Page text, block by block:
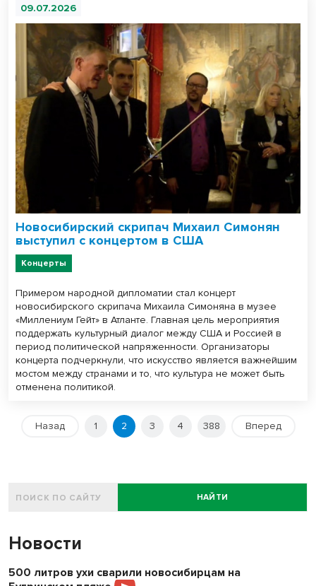
09.07.2026
Новосибирский скрипач Михаил Симонян
выступил с концертом в США
Концерты
Примером народной дипломатии стал концерт
новосибирского скрипача Михаила Симоняна в музее
«Миллениум Гейт» в Атланте. Главная цель мероприятия
поддержать культурный диалог между США и Россией в
период политической напряженности. Организаторы
концерта подчеркнули, что искусство является важнейшим
мостом между странами и то, что культура не может быть
отменена политикой.
Назад 1 2 3 4 388 Вперед
НАЙТИ
Новости
500 литров ухи сварили новосибирцам на